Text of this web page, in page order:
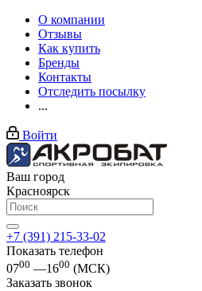
О компании
Отзывы
Как купить
Бренды
Контакты
Отследить посылку
...
Войти
Ваш город
Красноярск
+7 (391) 215-33-02
Показать телефон
0700 —1600 (МСК)
Заказать звонок